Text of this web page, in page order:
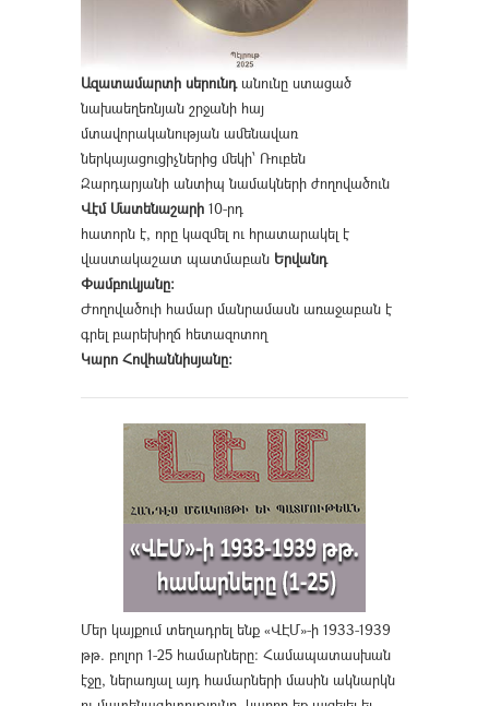
Ազատամարտի սերունդանունը ստացած
նախաեղեռնյան շրջանի հայ
մտավորականության ամենավառ
ներկայացուցիչներից մեկի՝ Ռուբեն
Զարդարյանի անտիպ նամակների ժողովածուն
Վէմ Մատենաշարի 10-րդ
հատորն է, որը կազմել ու հրատարակել է
վաստակաշատ պատմաբան Երվանդ
Փամբուկյանը։
Ժողովածուի համար մանրամասն առաջաբան է
գրել բարեխիղճ հետազոտող
Կարո Հովհաննիսյանը։
Մեր կայքում տեղադրել ենք «ՎԷՄ»-ի 1933-1939
թթ. բոլոր 1-25 համարները։ Համապատասխան
էջը, ներառյալ այդ համարների մասին ակնարկն